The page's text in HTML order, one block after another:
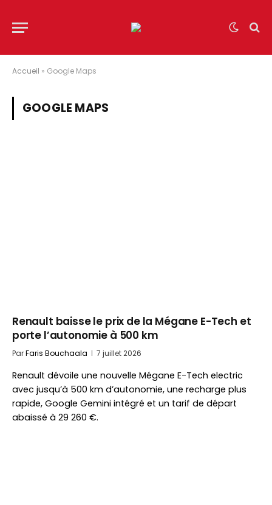
Accueil » Google Maps
GOOGLE MAPS
Renault baisse le prix de la Mégane E-Tech et
porte l’autonomie à 500 km
ParFaris Bouchaala 7 juillet 2026
Renault dévoile une nouvelle Mégane E-Tech electric
avec jusqu’à 500 km d’autonomie, une recharge plus
rapide, Google Gemini intégré et un tarif de départ
abaissé à 29 260 €.